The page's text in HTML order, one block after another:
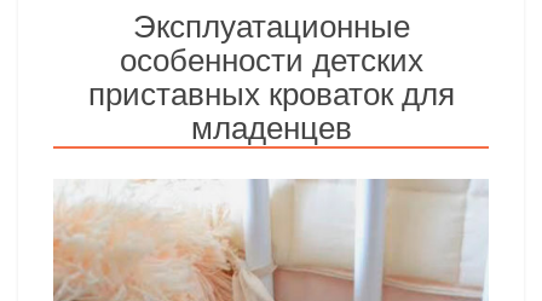
Эксплуатационные
особенности детских
приставных кроваток для
младенцев